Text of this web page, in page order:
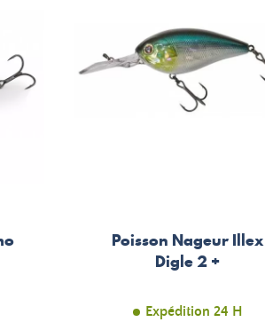
Poisson Nageur Illex
Digle 2 +
Expédition 24 H